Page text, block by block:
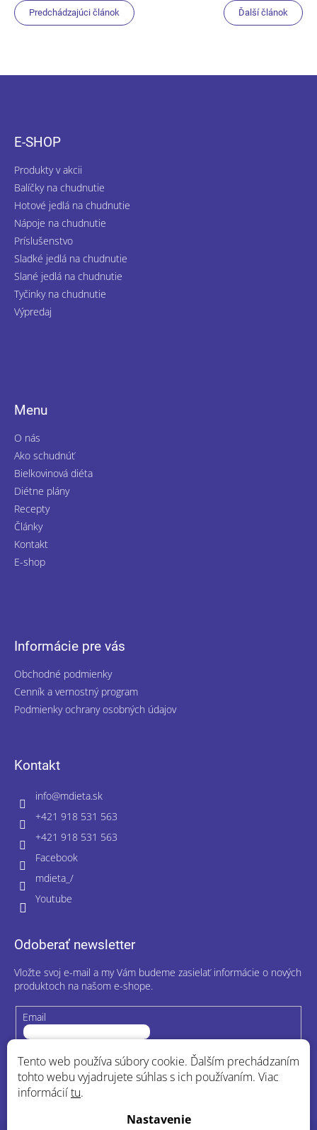
Tento web používa súbory cookie. Ďalším prechádzaním
tohto webu vyjadrujete súhlas s ich používaním. Viac
informáciítu.
Nastavenie
Predchádzajúci článok Ďalší článok
E-SHOP
Produkty v akcii
Balíčky na chudnutie
Hotové jedlá na chudnutie
Nápoje na chudnutie
Príslušenstvo
Sladké jedlá na chudnutie
Slané jedlá na chudnutie
Tyčinky na chudnutie
Výpredaj
Menu
O nás
Ako schudnúť
Bielkovinová diéta
Diétne plány
Recepty
Články
Kontakt
E-shop
Informácie pre vás
Obchodné podmienky
Cenník a vernostný program
Podmienky ochrany osobných údajov
Kontakt
info@mdieta.sk
+421 918 531 563
+421 918 531 563
Facebook
mdieta_/
Youtube
Odoberať newsletter
Vložte svoj e-mail a my Vám budeme zasielať informácie o nových
produktoch na našom e-shope.
Email
Vložením e-mailu súhlasíte s
podmienkami ochrany osobných
údajov
Prihlásiť sa